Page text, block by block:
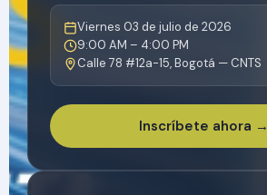
Viernes 03 de julio de 2026
9:00 AM – 4:00 PM
Calle 78 #12a-15, Bogotá — CNTS
Inscríbete ahora →